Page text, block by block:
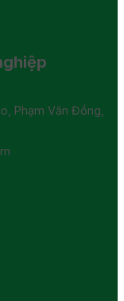
Phạm Văn Đồng,